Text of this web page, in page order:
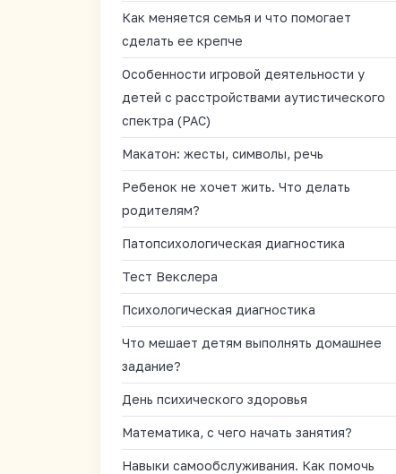
Как меняется семья и что помогает
сделать ее крепче
Особенности игровой деятельности у
детей с расстройствами аутистического
спектра (РАС)
Макатон: жесты, символы, речь
Ребенок не хочет жить. Что делать
родителям?
Патопсихологическая диагностика
Тест Векслера
Психологическая диагностика
Что мешает детям выполнять домашнее
задание?
День психического здоровья
Математика, с чего начать занятия?
Навыки самообслуживания. Как помочь